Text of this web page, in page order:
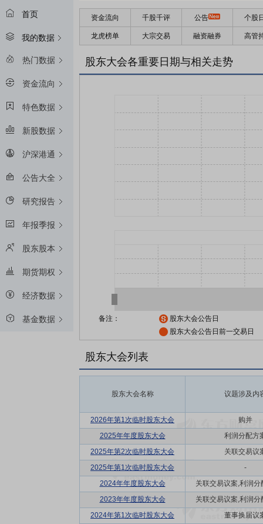
首页
我的数据
热门数据
资金流向
特色数据
新股数据
沪深港通
公告大全
研究报告
年报季报
股东股本
期货期权
经济数据
基金数据
资金流向 千股千评 公告 个股
龙虎榜单 大宗交易 融资融券 高管
股东大会各重要日期与相关走势
备注：
股东大会公告日
股东大会公告日前一交易日
股东大会列表
股东大会名称 议题涉及内
2026年第1次临时股东大会
购并
2025年年度股东大会
利润分配方
2025年第2次临时股东大会
关联交易议
2025年第1次临时股东大会
-
2024年年度股东大会
关联交易议案,利润分
2023年年度股东大会
关联交易议案,利润分
2024年第1次临时股东大会
董事换届议